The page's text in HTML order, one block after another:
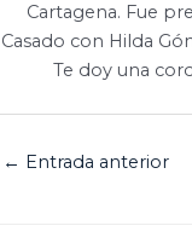
Cartagena. Fue
Casado con Hilda
Te doy una
← Entrada anterior